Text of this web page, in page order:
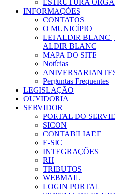
ESTRUTURA
INFORMAÇÕES
CONTATOS
O MUNICÍPIO
LEI ALDIR BLANC |
ALDIR BLANC
MAPA DO SITE
Notícias
Perguntas Frequentes
LEGISLAÇÃO
OUVIDORIA
SERVIDOR
PORTAL DO
SICON
CONTABILIADE
E-SIC
INTEGRAÇÕES
RH
TRIBUTOS
WEBMAIL
LOGIN PORTAL